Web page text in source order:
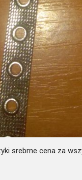
srebrne cena za